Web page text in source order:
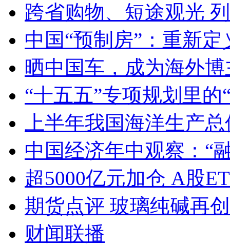
跨省购物、短途观光
中国“预制房”：重新
晒中国车，成为海外博
“十五五”专项规划里的
上半年我国海洋生产
中国经济年中观察：“
超5000亿元加仓 A股
期货点评 玻璃纯碱再
财闻联播